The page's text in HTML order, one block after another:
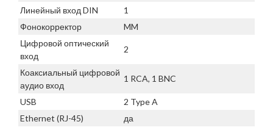
Линейный вход DIN
1
Фонокорректор
MM
Цифровой оптический
вход
2
Коаксиальный цифровой
аудио вход
1 RCA, 1 BNC
USB
2 Type A
Ethernet (RJ-45)
да